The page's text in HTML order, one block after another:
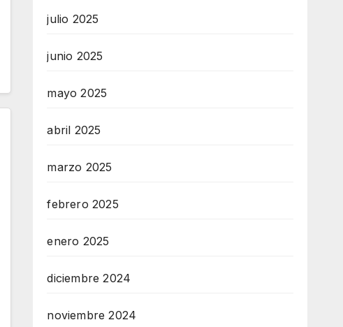
julio 2025
junio 2025
mayo 2025
abril 2025
marzo 2025
febrero 2025
enero 2025
diciembre 2024
noviembre 2024